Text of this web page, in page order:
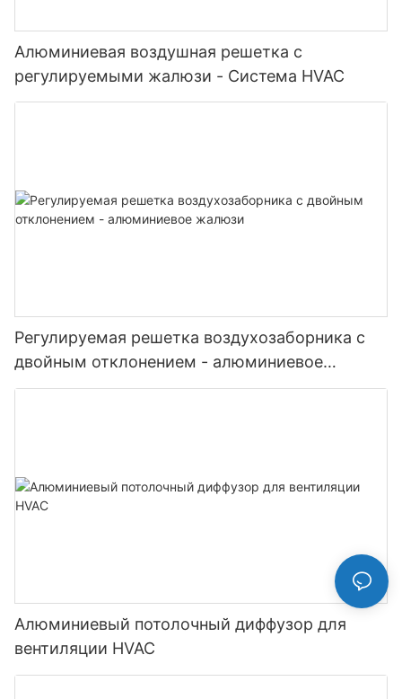
Алюминиевая воздушная решетка с
регулируемыми жалюзи - Система HVAC
Регулируемая решетка воздухозаборника с
двойным отклонением - алюминиевое
жалюзи
Алюминиевый потолочный диффузор для
вентиляции HVAC